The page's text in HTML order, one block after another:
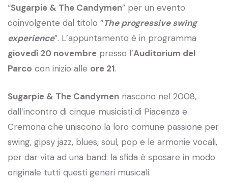
“Sugarpie & The Candymen” per un evento
coinvolgente dal titolo “The progressive swing
experience”. L’appuntamento è in programma
giovedì 20 novembre presso l’Auditorium del
Parco con inizio alle ore 21.
Sugarpie & The Candymen nascono nel 2008,
dall’incontro di cinque musicisti di Piacenza e
Cremona che uniscono la loro comune passione per
swing, gipsy jazz, blues, soul, pop e le armonie vocali,
per dar vita ad una band: la sfida è sposare in modo
originale tutti questi generi musicali.